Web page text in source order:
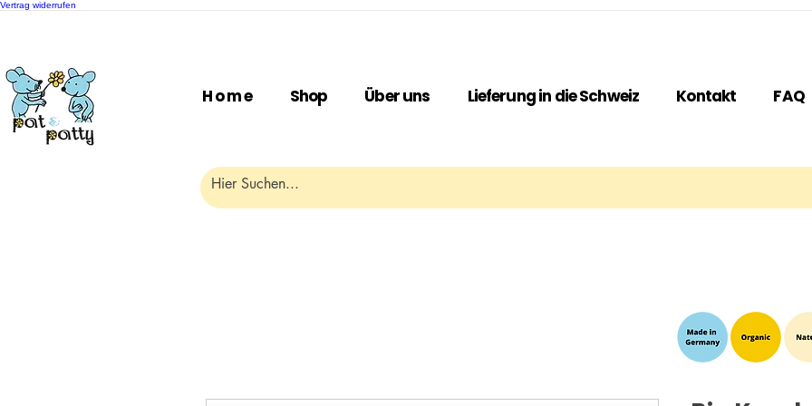
Vertrag widerrufen
H o m e Shop Über uns Lieferung in die Schweiz Kontakt FAQ